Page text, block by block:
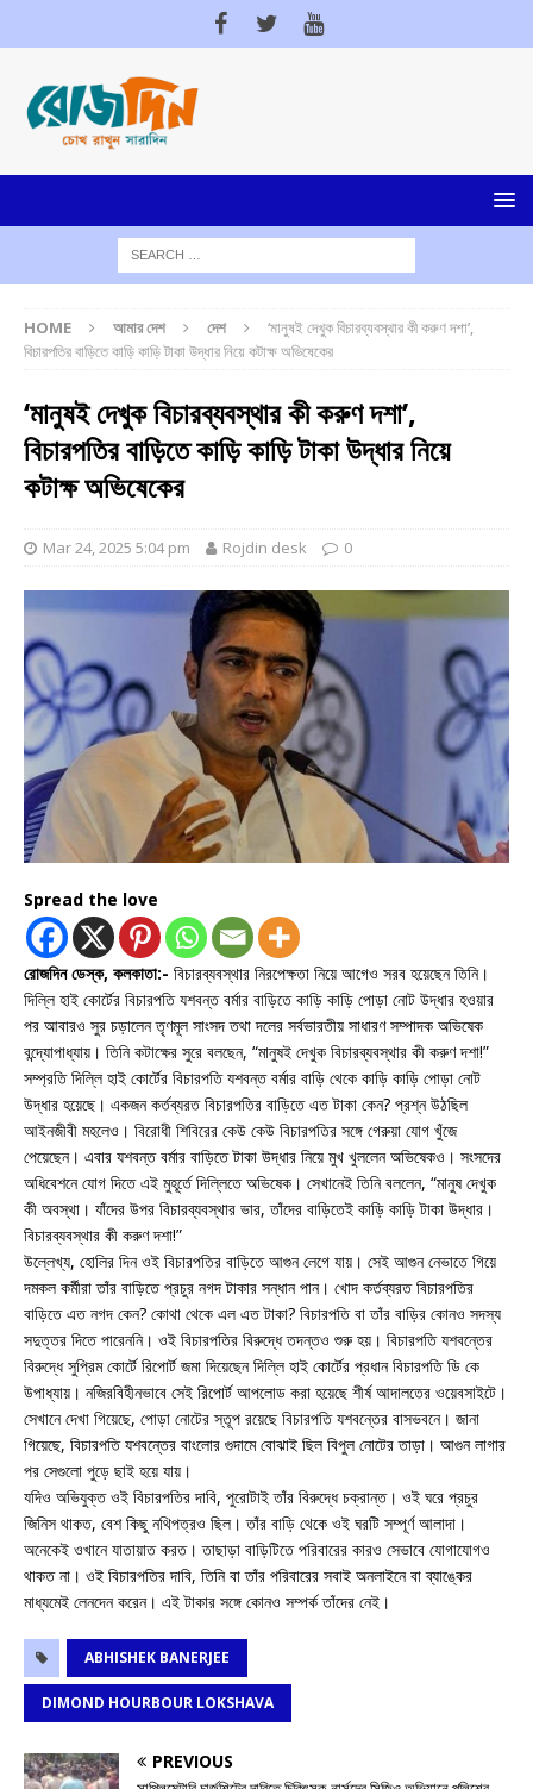
HOME আমার দেশ দেশ
‘মানুষই দেখুক বিচারব্যবস্থার কী করুণ দশা’,
বিচারপতির বাড়িতে কাড়ি কাড়ি টাকা উদ্ধার নিয়ে কটাক্ষ অভিষেকের
‘মানুষই দেখুক বিচারব্যবস্থার কী করুণ দশা’,
বিচারপতির বাড়িতে কাড়ি কাড়ি টাকা উদ্ধার নিয়ে
কটাক্ষ অভিষেকের
Mar 24, 2025 5:04 pm Rojdin desk 0
Spread the love
রোজদিন ডেস্ক, কলকাতা:- বিচারব্যবস্থার নিরপেক্ষতা নিয়ে আগেও সরব হয়েছেন তিনি।
দিল্লি হাই কোর্টের বিচারপতি যশবন্ত বর্মার বাড়িতে কাড়ি কাড়ি পোড়া নোট উদ্ধার হওয়ার
পর আবারও সুর চড়ালেন তৃণমূল সাংসদ তথা দলের সর্বভারতীয় সাধারণ সম্পাদক অভিষেক
বন্দ্যোপাধ্যায়। তিনি কটাক্ষের সুরে বলছেন, “মানুষই দেখুক বিচারব্যবস্থার কী করুণ দশা!”
সম্প্রতি দিল্লি হাই কোর্টের বিচারপতি যশবন্ত বর্মার বাড়ি থেকে কাড়ি কাড়ি পোড়া নোট
উদ্ধার হয়েছে। একজন কর্তব্যরত বিচারপতির বাড়িতে এত টাকা কেন? প্রশ্ন উঠছিল
আইনজীবী মহলেও। বিরোধী শিবিরের কেউ কেউ বিচারপতির সঙ্গে গেরুয়া যোগ খুঁজে
পেয়েছেন। এবার যশবন্ত বর্মার বাড়িতে টাকা উদ্ধার নিয়ে মুখ খুললেন অভিষেকও। সংসদের
অধিবেশনে যোগ দিতে এই মুহূর্তে দিল্লিতে অভিষেক। সেখানেই তিনি বললেন, “মানুষ দেখুক
কী অবস্থা। যাঁদের উপর বিচারব্যবস্থার ভার, তাঁদের বাড়িতেই কাড়ি কাড়ি টাকা উদ্ধার।
বিচারব্যবস্থার কী করুণ দশা!”
উল্লেখ্য, হোলির দিন ওই বিচারপতির বাড়িতে আগুন লেগে যায়। সেই আগুন নেভাতে গিয়ে
দমকল কর্মীরা তাঁর বাড়িতে প্রচুর নগদ টাকার সন্ধান পান। খোদ কর্তব্যরত বিচারপতির
বাড়িতে এত নগদ কেন? কোথা থেকে এল এত টাকা? বিচারপতি বা তাঁর বাড়ির কোনও সদস্য
সদুত্তর দিতে পারেননি। ওই বিচারপতির বিরুদ্ধে তদন্তও শুরু হয়। বিচারপতি যশবন্তের
বিরুদ্ধে সুপ্রিম কোর্টে রিপোর্ট জমা দিয়েছেন দিল্লি হাই কোর্টের প্রধান বিচারপতি ডি কে
উপাধ্যায়। নজিরবিহীনভাবে সেই রিপোর্ট আপলোড করা হয়েছে শীর্ষ আদালতের ওয়েবসাইটে।
সেখানে দেখা গিয়েছে, পোড়া নোটের স্তূপ রয়েছে বিচারপতি যশবন্তের বাসভবনে। জানা
গিয়েছে, বিচারপতি যশবন্তের বাংলোর গুদামে বোঝাই ছিল বিপুল নোটের তাড়া। আগুন লাগার
পর সেগুলো পুড়ে ছাই হয়ে যায়।
যদিও অভিযুক্ত ওই বিচারপতির দাবি, পুরোটাই তাঁর বিরুদ্ধে চক্রান্ত। ওই ঘরে প্রচুর
জিনিস থাকত, বেশ কিছু নথিপত্রও ছিল। তাঁর বাড়ি থেকে ওই ঘরটি সম্পূর্ণ আলাদা।
অনেকেই ওখানে যাতায়াত করত। তাছাড়া বাড়িটিতে পরিবারের কারও সেভাবে যোগাযোগও
থাকত না। ওই বিচারপতির দাবি, তিনি বা তাঁর পরিবারের সবাই অনলাইনে বা ব্যাঙ্কের
মাধ্যমেই লেনদেন করেন। এই টাকার সঙ্গে কোনও সম্পর্ক তাঁদের নেই।
ABHISHEK BANERJEE
DIMOND HOURBOUR LOKSHAVA
PREVIOUS